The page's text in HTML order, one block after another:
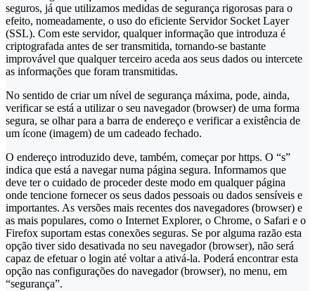
seguros, já que utilizamos medidas de segurança rigorosas para o
efeito, nomeadamente, o uso do eficiente Servidor Socket Layer
(SSL). Com este servidor, qualquer informação que introduza é
criptografada antes de ser transmitida, tornando-se bastante
improvável que qualquer terceiro aceda aos seus dados ou intercete
as informações que foram transmitidas.
No sentido de criar um nível de segurança máxima, pode, ainda,
verificar se está a utilizar o seu navegador (browser) de uma forma
segura, se olhar para a barra de endereço e verificar a existência de
um ícone (imagem) de um cadeado fechado.
O endereço introduzido deve, também, começar por https. O “s”
indica que está a navegar numa página segura. Informamos que
deve ter o cuidado de proceder deste modo em qualquer página
onde tencione fornecer os seus dados pessoais ou dados sensíveis e
importantes. As versões mais recentes dos navegadores (browser) e
as mais populares, como o Internet Explorer, o Chrome, o Safari e o
Firefox suportam estas conexões seguras. Se por alguma razão esta
opção tiver sido desativada no seu navegador (browser), não será
capaz de efetuar o login até voltar a ativá-la. Poderá encontrar esta
opção nas configurações do navegador (browser), no menu, em
“segurança”.